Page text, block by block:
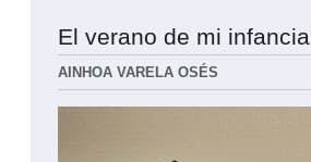
El verano de mi infancia
AINHOA VARELA OSÉS